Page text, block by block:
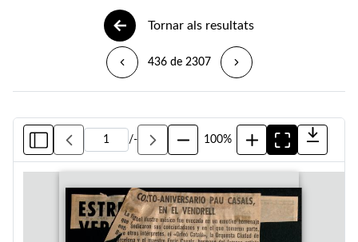
Tornar als resultats
436 de 2307
/- 100%